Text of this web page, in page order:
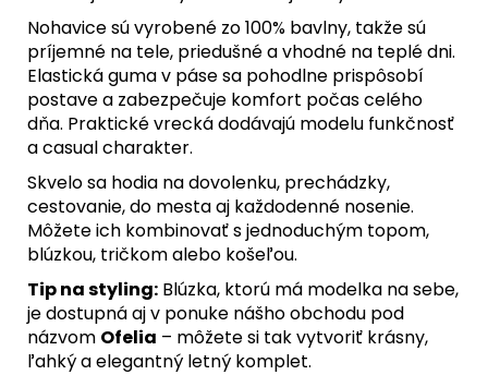
Nohavice sú vyrobené zo 100% bavlny, takže sú
príjemné na tele, priedušné a vhodné na teplé dni.
Elastická guma v páse sa pohodlne prispôsobí
postave a zabezpečuje komfort počas celého
dňa. Praktické vrecká dodávajú modelu funkčnosť
a casual charakter.
Skvelo sa hodia na dovolenku, prechádzky,
cestovanie, do mesta aj každodenné nosenie.
Môžete ich kombinovať s jednoduchým topom,
blúzkou, tričkom alebo košeľou.
Tip na styling: Blúzka, ktorú má modelka na sebe,
je dostupná aj v ponuke nášho obchodu pod
názvom Ofelia – môžete si tak vytvoriť krásny,
ľahký a elegantný letný komplet.